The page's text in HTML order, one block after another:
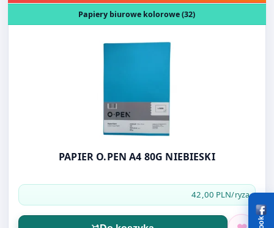
Papiery biurowe kolorowe (32)
PAPIER O.PEN A4 80G NIEBIESKI
42,00 PLN/ryza